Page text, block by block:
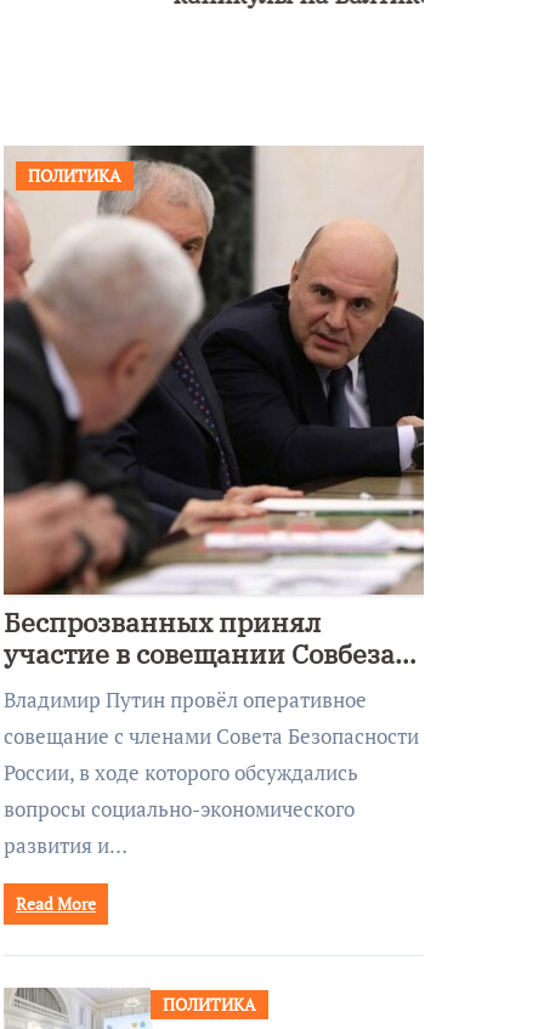
ПОЛИТИКА
Беспрозванных принял
участие в совещании Совбеза
под руководством Путина
Владимир Путин провёл оперативное
совещание с членами Совета Безопасности
России, в ходе которого обсуждались
вопросы социально-экономического
развития и…
Read More
ПОЛИТИКА